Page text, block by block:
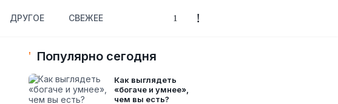
ДРУГОЕ СВЕЖЕЕ
Популярно сегодня
Как выглядеть
«богаче и умнее»,
чем вы есть?